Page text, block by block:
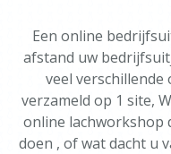
Een online
afstand uw
veel
verzameld op 1 site,
online lachworkshop
doen , of wat dacht u